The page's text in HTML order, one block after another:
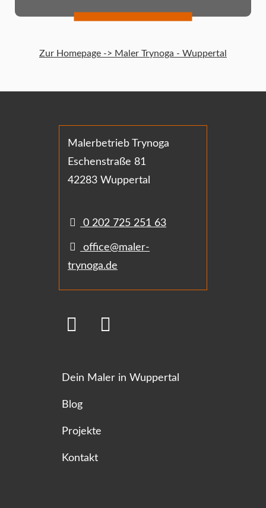
Zur Homepage -> Maler Trynoga - Wuppertal
Malerbetrieb Trynoga
Eschenstraße 81
42283 Wuppertal
0 202 725 251 63
office@maler-
trynoga.de
Dein Maler in Wuppertal
Blog
Projekte
Kontakt